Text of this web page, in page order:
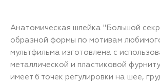
Анатомическая шлейка "Большой
образной формы по мотивам
мультфильма изготовлена с
металлической и пластиковой
имеет 6 точек регулировки на шее,